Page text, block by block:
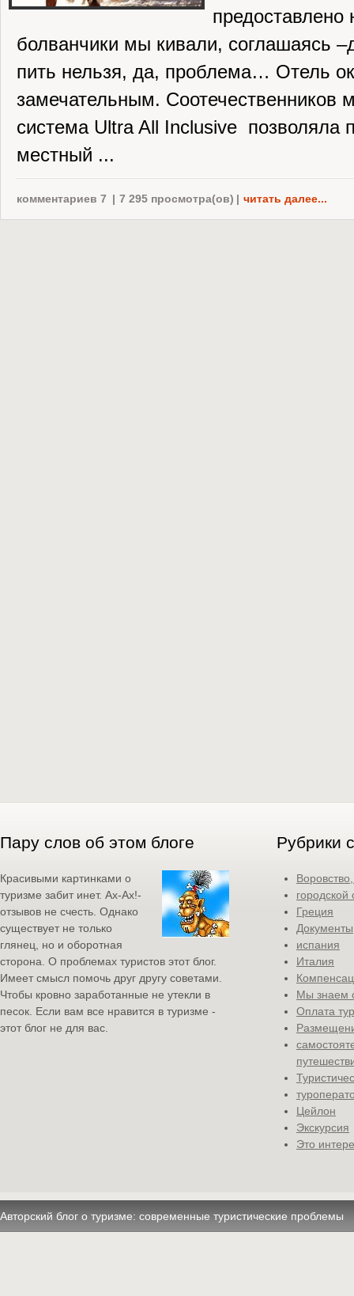
предоставлено
болванчики мы кивали, соглашаясь
пить нельзя, да, проблема… Отель
замечательным. Соотечественников
система Ultra All Inclusive позволяла
местный ...
комментариев 7 | 7 295 просмотра(ов) | читать далее...
Пару слов об этом блоге
Красивыми картинками о
туризме забит инет. Ах-Ах!-
отзывов не счесть. Однако
существует не только
глянец, но и оборотная
сторона. О проблемах туристов этот блог.
Имеет смысл помочь друг другу советами.
Чтобы кровно заработанные не утекли в
песок. Если вам все нравится в туризме -
этот блог не для вас.
Рубрики
городской
Греция
Документы
испания
Италия
Мы знаем
Оплата
Цейлон
Экскурсия
Это
Авторский блог о туризме: современные туристические проблемы